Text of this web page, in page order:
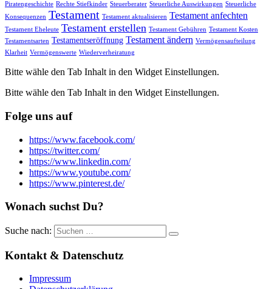
Piratengeschichte Rechte Stiefkinder Steuerberater Steuerliche Auswirkungen Steuerliche
Konsequenzen Testament Testament aktualisieren Testament anfechten
Testament Eheleute Testament erstellen Testament Gebühren Testament Kosten
Testamentsarten Testamentseröffnung Testament ändern Vermögensaufteilung
Klarheit Vermögenswerte Wiederverheiratung
Bitte wähle den Tab Inhalt in den Widget Einstellungen.
Bitte wähle den Tab Inhalt in den Widget Einstellungen.
Folge uns auf
https://www.facebook.com/
https://twitter.com/
https://www.linkedin.com/
https://www.youtube.com/
https://www.pinterest.de/
Wonach suchst Du?
Suche nach:
Kontakt & Datenschutz
Impressum